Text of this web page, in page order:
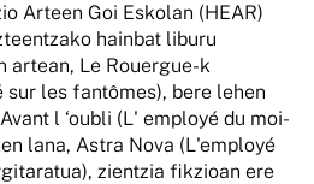
Arteen Goi Eskolan (HEAR)
hainbat liburu
artean, Le Rouergue-k
les fantômes), bere lehen
l ‘oubli (L' employé du moi-
lana, Astra Nova (L'employé
zientzia fikzioan ere